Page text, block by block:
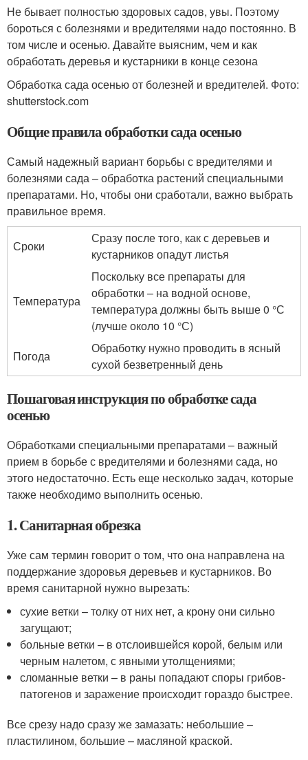
Не бывает полностью здоровых садов, увы. Поэтому
бороться с болезнями и вредителями надо постоянно. В
том числе и осенью. Давайте выясним, чем и как
обработать деревья и кустарники в конце сезона
Обработка сада осенью от болезней и вредителей. Фото:
shutterstock.com
Общие правила обработки сада осенью
Самый надежный вариант борьбы с вредителями и
болезнями сада – обработка растений специальными
препаратами. Но, чтобы они сработали, важно выбрать
правильное время.
Сроки
Сразу после того, как с деревьев и
кустарников опадут листья
Температура
Поскольку все препараты для
обработки – на водной основе,
температура должны быть выше 0 °С
(лучше около 10 °С)
Погода
Обработку нужно проводить в ясный
сухой безветренный день
Пошаговая инструкция по обработке сада
осенью
Обработками специальными препаратами – важный
прием в борьбе с вредителями и болезнями сада, но
этого недостаточно. Есть еще несколько задач, которые
также необходимо выполнить осенью.
1. Санитарная обрезка
Уже сам термин говорит о том, что она направлена на
поддержание здоровья деревьев и кустарников. Во
время санитарной нужно вырезать:
сухие ветки – толку от них нет, а крону они сильно
загущают;
больные ветки – в отслоившейся корой, белым или
черным налетом, с явными утолщениями;
сломанные ветки – в раны попадают споры грибов-
патогенов и заражение происходит гораздо быстрее.
Все срезу надо сразу же замазать: небольшие –
пластилином, большие – масляной краской.